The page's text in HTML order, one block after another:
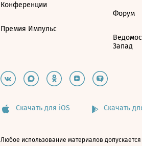
Конференции
Премия Импульс
Форум
Запад
Скачать для iOS Скачать
Любое использование материалов